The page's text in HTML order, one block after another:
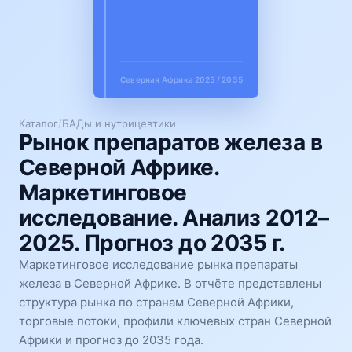
Каталог/БАДы и нутрицевтики
Рынок препаратов железа в
Северной Африке.
Маркетинговое
исследование. Анализ 2012–
2025. Прогноз до 2035 г.
Маркетинговое исследование рынка препараты
железа в Северной Африке. В отчёте представлены
структура рынка по странам Северной Африки,
торговые потоки, профили ключевых стран Северной
Африки и прогноз до 2035 года.
Северная Африка 2025 / 2035